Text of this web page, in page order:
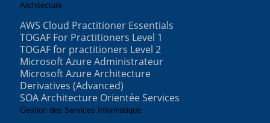
Architecture
AWS Cloud Practitioner Essentials
TOGAF For Practitioners Level 1
TOGAF for practitioners Level 2
Microsoft Azure Administrateur
Microsoft Azure Architecture
Derivatives (Advanced)
SOA Architecture Orientée Services
Gestion des Services Informatique